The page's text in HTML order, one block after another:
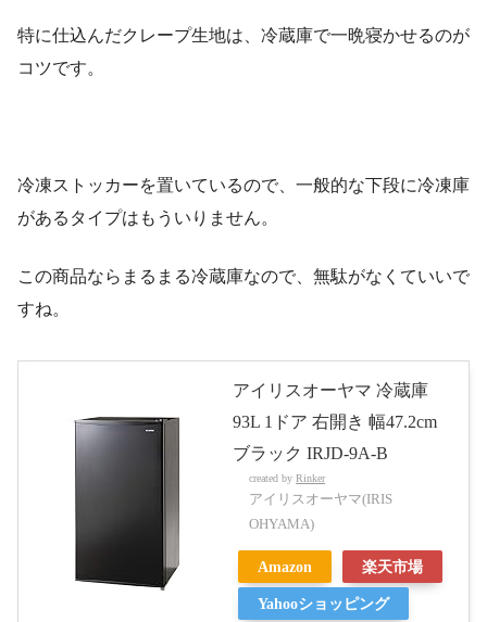
特に仕込んだクレープ生地は、冷蔵庫で一晩寝かせるのが
コツです。
冷凍ストッカーを置いているので、一般的な下段に冷凍庫
があるタイプはもういりません。
この商品ならまるまる冷蔵庫なので、無駄がなくていいで
すね。
アイリスオーヤマ 冷蔵庫
93L 1ドア 右開き 幅47.2cm
ブラック IRJD-9A-B
created by Rinker
アイリスオーヤマ(IRIS
OHYAMA)
Amazon 楽天市場
Yahooショッピング